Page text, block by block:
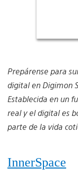
Prepárense para
digital en Digimon
Establecida en un
real y el digital es
parte de la vida
InnerSpace